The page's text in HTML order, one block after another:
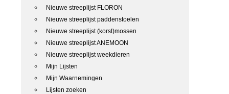
Nieuwe streeplijst FLORON
Nieuwe streeplijst paddenstoelen
Nieuwe streeplijst (korst)mossen
Nieuwe streeplijst ANEMOON
Nieuwe streeplijst weekdieren
Mijn Lijsten
Mijn Waarnemingen
Lijsten zoeken